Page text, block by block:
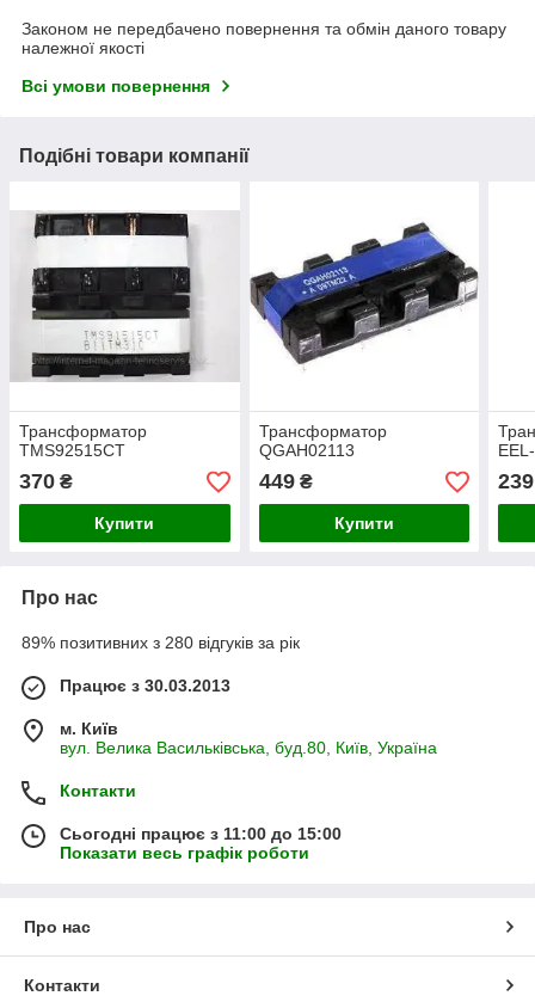
Законом не передбачено повернення та обмін даного товару
належної якості
Всі умови повернення
Подібні товари компанії
Трансформатор
TMS92515CT
370 ₴
Купити
Трансформатор
QGAH02113
449₴
Купити
239
Про нас
89% позитивних з 280 відгуків за рік
Працює з 30.03.2013
м. Київ
вул. Велика Васильківська, буд.80, Київ, Україна
Контакти
Сьогодні працює з 11:00 до 15:00
Показати весь графік роботи
Про нас
Контакти